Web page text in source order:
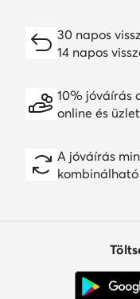
30 napos
14 napos
10% jóváírás
online és
A jóváírás
kombinálható